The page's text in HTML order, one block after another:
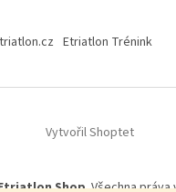
Etriatlon Trénink
Vytvořil Shoptet
Shop. Všechna práva